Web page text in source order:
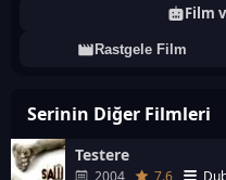
Film
Rastgele Film
Serinin Diğer Filmleri
Testere
2004 7.6